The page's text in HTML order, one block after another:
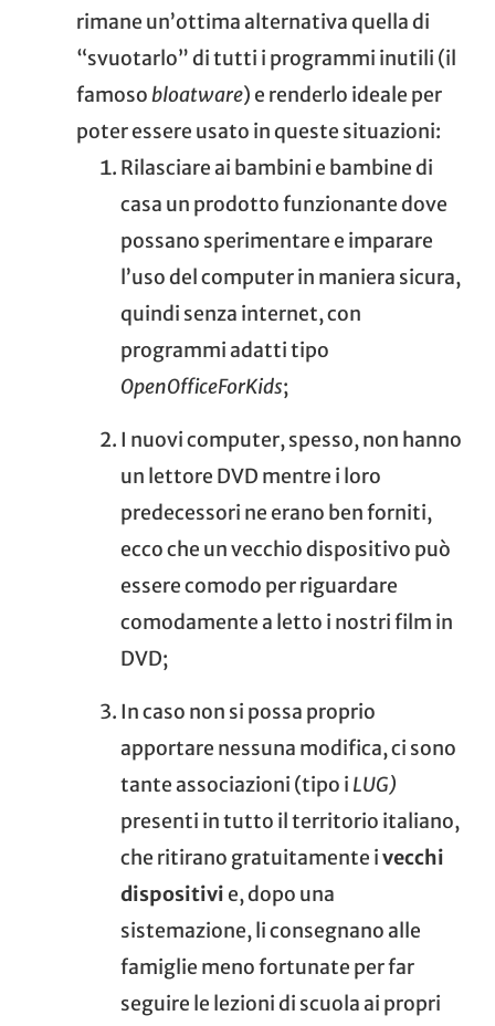
rimane un’ottima alternativa quella di
“svuotarlo” di tutti i programmi inutili (il
famosobloatware) e renderlo ideale per
poter essere usato in queste situazioni:
Rilasciare ai bambini e bambine di
casa un prodotto funzionante dove
possano sperimentare e imparare
l’uso del computer in maniera sicura,
quindi senza internet, con
programmi adatti tipo
OpenOfficeForKids;
I nuovi computer, spesso, non hanno
un lettore DVD mentre i loro
predecessori ne erano ben forniti,
ecco che un vecchio dispositivo può
essere comodo per riguardare
comodamente a letto i nostri film in
DVD;
In caso non si possa proprio
apportare nessuna modifica, ci sono
tante associazioni (tipo i LUG)
presenti in tutto il territorio italiano,
che ritirano gratuitamente ivecchi
dispositivi e, dopo una
sistemazione, li consegnano alle
famiglie meno fortunate per far
seguire le lezioni di scuola ai propri